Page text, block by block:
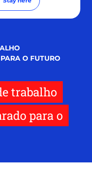
O FUTURO
trabalho
para o